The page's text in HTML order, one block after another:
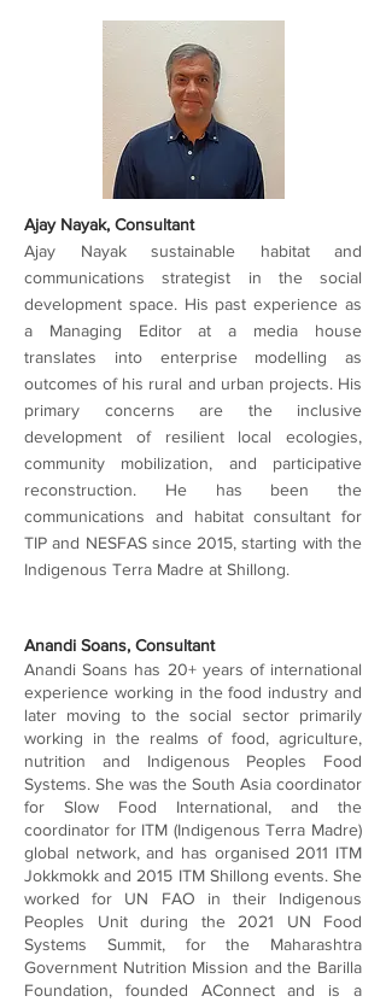
Ajay Nayak, Consultant
Ajay Nayak sustainable habitat and
communications strategist in the social
development space. His past experience as
a Managing Editor at a media house
translates into enterprise modelling as
outcomes of his rural and urban projects. His
primary concerns are the inclusive
development of resilient local ecologies,
community mobilization, and participative
reconstruction. He has been the
communications and habitat consultant for
TIP and NESFAS since 2015, starting with the
Indigenous Terra Madre at Shillong.
Anandi Soans, Consultant
Anandi Soans has 20+ years of international
experience working in the food industry and
later moving to the social sector primarily
working in the realms of food, agriculture,
nutrition and Indigenous Peoples Food
Systems. She was the South Asia coordinator
for Slow Food International, and the
coordinator for ITM (Indigenous Terra Madre)
global network, and has organised 2011 ITM
Jokkmokk and 2015 ITM Shillong events. She
worked for UN FAO in their Indigenous
Peoples Unit during the 2021 UN Food
Systems Summit, for the Maharashtra
Government Nutrition Mission and the Barilla
Foundation, founded AConnect and is a